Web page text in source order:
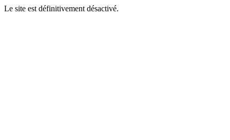
Le site est définitivement désactivé.